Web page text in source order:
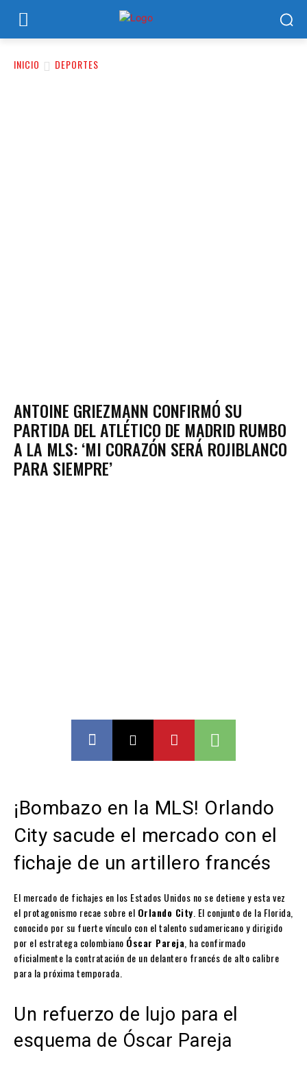
INICIO DEPORTES
ANTOINE GRIEZMANN CONFIRMÓ SU
PARTIDA DEL ATLÉTICO DE MADRID RUMBO
A LA MLS: ‘MI CORAZÓN SERÁ ROJIBLANCO
PARA SIEMPRE’
¡Bombazo en la MLS! Orlando
City sacude el mercado con el
fichaje de un artillero francés
El mercado de fichajes en los Estados Unidos no se detiene y esta vez
el protagonismo recae sobre el Orlando City . El conjunto de la Florida,
conocido por su fuerte vínculo con el talento sudamericano y dirigido
por el estratega colombiano Óscar Pareja , ha confirmado
oficialmente la contratación de un delantero francés de alto calibre
para la próxima temporada.
Un refuerzo de lujo para el
esquema de Óscar Pareja